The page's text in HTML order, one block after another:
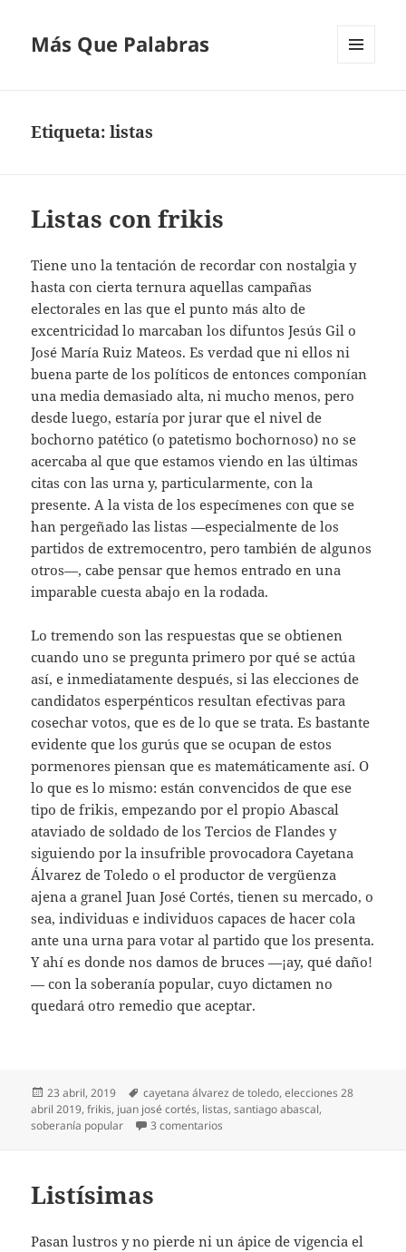
Más Que Palabras
Etiqueta:listas
Listas con frikis
Tiene uno la tentación de recordar con nostalgia y
hasta con cierta ternura aquellas campañas
electorales en las que el punto más alto de
excentricidad lo marcaban los difuntos Jesús Gil o
José María Ruiz Mateos. Es verdad que ni ellos ni
buena parte de los políticos de entonces componían
una media demasiado alta, ni mucho menos, pero
desde luego, estaría por jurar que el nivel de
bochorno patético (o patetismo bochornoso) no se
acercaba al que que estamos viendo en las últimas
citas con las urna y, particularmente, con la
presente. A la vista de los especímenes con que se
han pergeñado las listas —especialmente de los
partidos de extremocentro, pero también de algunos
otros—, cabe pensar que hemos entrado en una
imparable cuesta abajo en la rodada.
Lo tremendo son las respuestas que se obtienen
cuando uno se pregunta primero por qué se actúa
así, e inmediatamente después, si las elecciones de
candidatos esperpénticos resultan efectivas para
cosechar votos, que es de lo que se trata. Es bastante
evidente que los gurús que se ocupan de estos
pormenores piensan que es matemáticamente así. O
lo que es lo mismo: están convencidos de que ese
tipo de frikis, empezando por el propio Abascal
ataviado de soldado de los Tercios de Flandes y
siguiendo por la insufrible provocadora Cayetana
Álvarez de Toledo o el productor de vergüenza
ajena a granel Juan José Cortés, tienen su mercado, o
sea, individuas e individuos capaces de hacer cola
ante una urna para votar al partido que los presenta.
Y ahí es donde nos damos de bruces —¡ay, qué daño!
— con la soberanía popular, cuyo dictamen no
quedará otro remedio que aceptar.
Publicado
el
23 abril, 2019 Etiquetas
cayetana álvarez de toledo,elecciones 28
abril 2019,frikis, juan josé cortés, listas,santiago abascal,
soberanía popular
3 comentarios
Listísimas
Pasan lustros y no pierde ni un ápice de vigencia el